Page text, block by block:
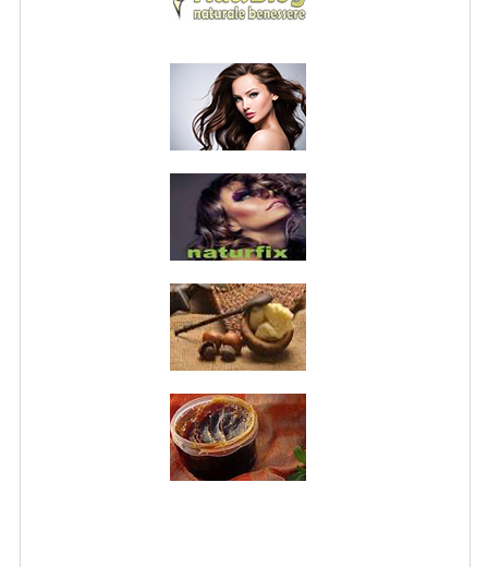
CONDIZIONI DI VENDITA
MAPPA DEL SITO
BUONO REGALO F.A.Q.
BUONI SCONTO
CANCELLA NEWSLETTER
BLOG
FREE-INFO
PIANTE
CORPO
VISO